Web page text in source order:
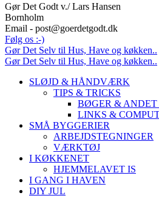
Gør Det Godt v./ Lars Hansen
Bornholm
Email - post@goerdetgodt.dk
Følg os :-)
Gør Det Selv til Hus, Have og køkken..
Gør Det Selv til Hus, Have og køkken..
SLØJD & HÅNDVÆRK
TIPS & TRICKS
BØGER &
LINKS &
SMÅ BYGGERIER
ARBEJDSTEGNINGER
VÆRKTØJ
I KØKKENET
HJEMMELAVET IS
I GANG I HAVEN
DIY JUL